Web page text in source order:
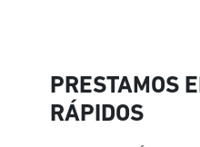
PRESTAMOS
RÁPIDOS